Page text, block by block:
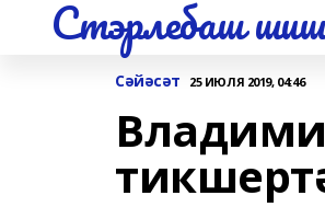
Стэрлебаш
Сәйәсәт 25 ИЮЛЯ 2019, 04:46